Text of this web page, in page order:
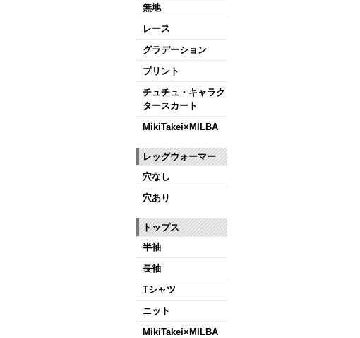
無地
レース
グラデーション
プリント
チュチュ・キャラク
タースカート
MikiTakei×MILBA
レッグウォーマー
穴なし
穴あり
トップス
半袖
長袖
Tシャツ
ニット
MikiTakei×MILBA